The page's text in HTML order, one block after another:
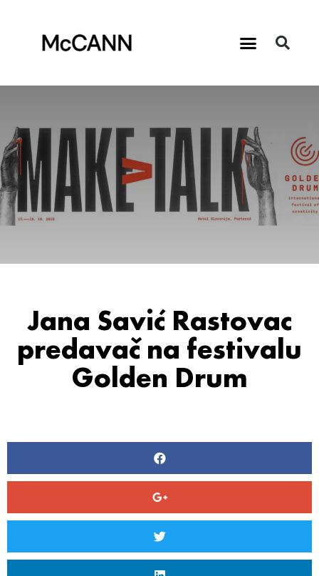
Jana Savić Rastovac
predavač na festivalu
Golden Drum